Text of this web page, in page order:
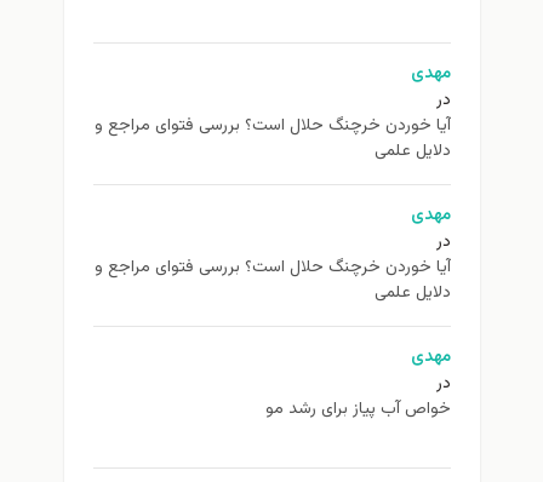
مهدی
در
آیا خوردن خرچنگ حلال است؟ بررسی فتوای مراجع و
دلایل علمی
مهدی
در
آیا خوردن خرچنگ حلال است؟ بررسی فتوای مراجع و
دلایل علمی
مهدی
در
خواص آب پیاز برای رشد مو